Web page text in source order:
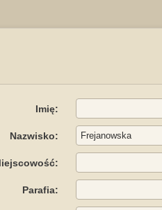
Imię:
Nazwisko:
Parafia: